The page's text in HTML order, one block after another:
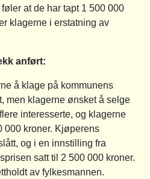
at de har tapt 1 500 000
klagerne i erstatning av
anført:
å klage på kommunens
men klagerne ønsket å selge
interesserte, og klagerne
000 kroner. Kjøperens
og i en innstilling fra
satt til 2 500 000 kroner.
av fylkesmannen.